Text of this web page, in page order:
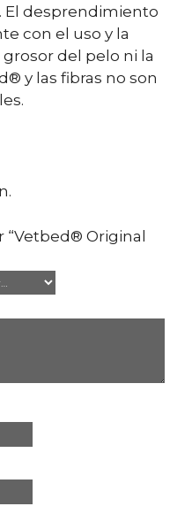
El desprendimiento
con el uso y la
grosor del pelo ni la
y las fibras no son
“Vetbed® Original